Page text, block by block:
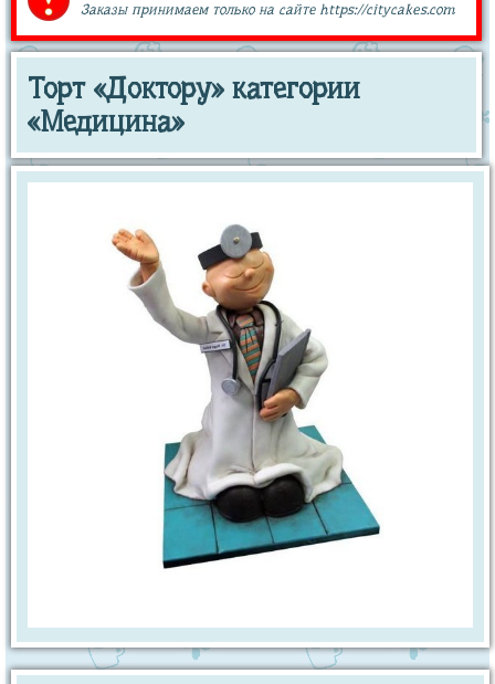
Заказы принимаем только на сайте https://citycakes.com
Торт «Доктору» категории
«Медицина»